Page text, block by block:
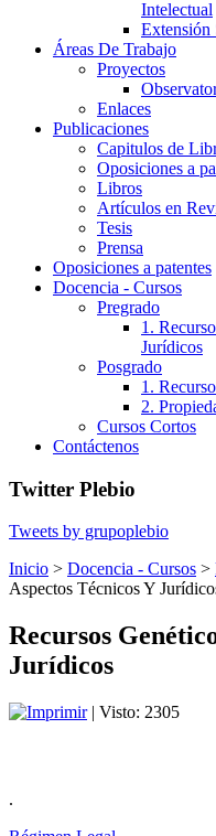
Intelectual
Extensión
Áreas De Trabajo
Proyectos
Enlaces
Publicaciones
Capitulos de
Oposiciones a
Libros
Artículos en
Tesis
Prensa
Oposiciones a patentes
Docencia - Cursos
Pregrado
1.
Jurídicos
Posgrado
1.
2.
Cursos Cortos
Contáctenos
Twitter Plebio
Tweets by grupoplebio
Inicio > Docencia - Cursos >
Aspectos Técnicos Y
Recursos
Jurídicos
| Visto: 2305
.